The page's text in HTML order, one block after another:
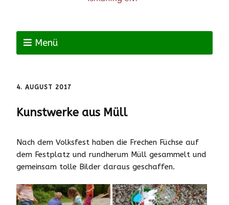
Menü
4. AUGUST 2017
Kunstwerke aus Müll
Nach dem Volksfest haben die Frechen Füchse auf
dem Festplatz und rundherum Müll gesammelt und
gemeinsam tolle Bilder daraus geschaffen.